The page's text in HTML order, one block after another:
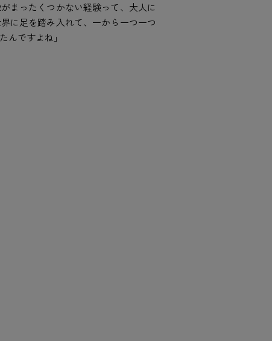
まったくつかない経験って、大人に
に足を踏み入れて、一から一つ一つ
んですよね」